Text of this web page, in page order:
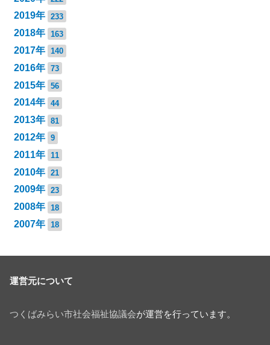
2019年 233
2018年 163
2017年 140
2016年 73
2015年 56
2014年 44
2013年 81
2012年 9
2011年 11
2010年 21
2009年 23
2008年 18
2007年 18
運営元について
つくばみらい市社会福祉協議会が運営を行っています。